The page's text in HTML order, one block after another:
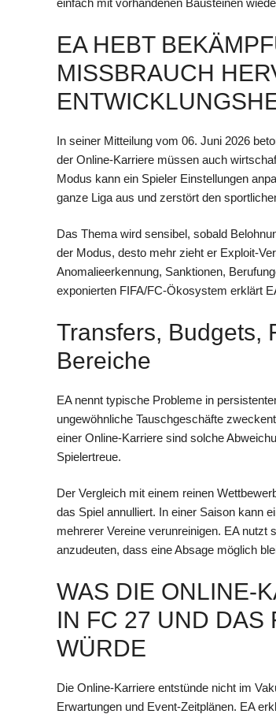
einfach mit vorhandenen Bausteinen
EA HEBT
MISSBRAUCH
In seiner Mitteilung vom 06. Juni 2026
der Online-Karriere müssen auch
Modus kann ein Spieler Einstellungen
ganze Liga aus und zerstört den
Das Thema wird sensibel, sobald
der Modus, desto mehr zieht er Exploit-
Anomalieerkennung, Sanktionen,
exponierten FIFA/FC-Ökosystem erklärt
Transfers, Budgets,
Bereiche
EA nennt typische Probleme in
ungewöhnliche Tauschgeschäfte
einer Online-Karriere sind solche
Spielertreue.
Der Vergleich mit einem reinen
das Spiel annulliert. In einer Saison kann
mehrerer Vereine verunreinigen. EA nutzt
anzudeuten, dass eine Absage möglich
WAS DIE ONLINE-
IN FC 27 UND DAS
WÜRDE
Die Online-Karriere entstünde nicht im
Erwartungen und Event-Zeitplänen. EA